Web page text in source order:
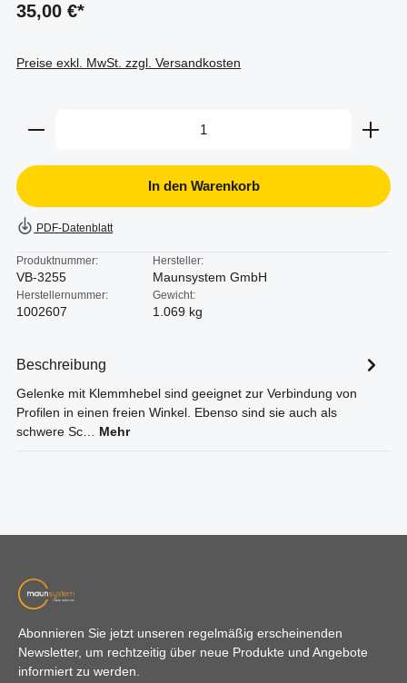
35,00 €*
Preise exkl. MwSt. zzgl. Versandkosten
Produkt Anzahl: Gib den gewünschten Wert ein
In den Warenkorb
PDF-Datenblatt
Produktnummer:
VB-3255
Hersteller:
Maunsystem GmbH
Herstellernummer:
1002607
Gewicht:
1.069 kg
Beschreibung
Gelenke mit Klemmhebel sind geeignet zur Verbindung von
Profilen in einen freien Winkel. Ebenso sind sie auch als
schwere Sc… Mehr
Abonnieren Sie jetzt unseren regelmäßig erscheinenden
Newsletter, um rechtzeitig über neue Produkte und Angebote
informiert zu werden.